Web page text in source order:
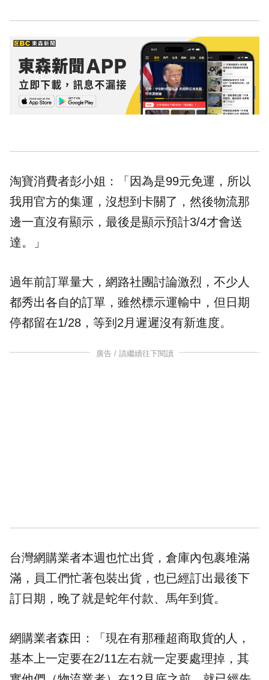
淘寶消費者彭小姐：「因為是99元免運，所以
我用官方的集運，沒想到卡關了，然後物流那
邊一直沒有顯示，最後是顯示預計3/4才會送
達。」
過年前訂單量大，網路社團討論激烈，不少人
都秀出各自的訂單，雖然標示運輸中，但日期
停都留在1/28，等到2月遲遲沒有新進度。
廣告 / 請繼續往下閱讀
台灣網購業者本週也忙出貨，倉庫內包裹堆滿
滿，員工們忙著包裝出貨，也已經訂出最後下
訂日期，晚了就是蛇年付款、馬年到貨。
網購業者森田：「現在有那種超商取貨的人，
基本上一定要在2/11左右就一定要處理掉，其